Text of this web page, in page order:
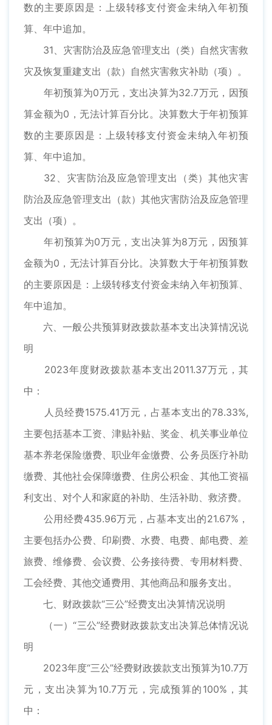
数的主要原因是：上级转移支付资金未纳入年初预
算、年中追加。
31、灾害防治及应急管理支出（类）自然灾害救
灾及恢复重建支出（款）自然灾害救灾补助（项）。
年初预算为0万元，支出决算为32.7万元，因预
算金额为0，无法计算百分比。决算数大于年初预算
数的主要原因是：上级转移支付资金未纳入年初预
算、年中追加。
32、灾害防治及应急管理支出（类）其他灾害
防治及应急管理支出（款）其他灾害防治及应急管理
支出（项）。
年初预算为0万元，支出决算为8万元，因预算
金额为0，无法计算百分比。决算数大于年初预算数
的主要原因是：上级转移支付资金未纳入年初预算、
年中追加。
六、一般公共预算财政拨款基本支出决算情况说
明
2023年度财政拨款基本支出2011.37万元，其
中：
人员经费1575.41万元，占基本支出的78.33%,
主要包括基本工资、津贴补贴、奖金、机关事业单位
基本养老保险缴费、职业年金缴费、公务员医疗补助
缴费、其他社会保障缴费、住房公积金、其他工资福
利支出、对个人和家庭的补助、生活补助、救济费。
公用经费435.96万元，占基本支出的21.67%，
主要包括办公费、印刷费、水费、电费、邮电费、差
旅费、维修费、会议费、公务接待费、专用材料费、
工会经费、其他交通费用、其他商品和服务支出。
七、财政拨款“三公”经费支出决算情况说明
（一）“三公”经费财政拨款支出决算总体情况说
明
2023年度“三公”经费财政拨款支出预算为10.7万
元，支出决算为10.7万元，完成预算的100%，其
中：